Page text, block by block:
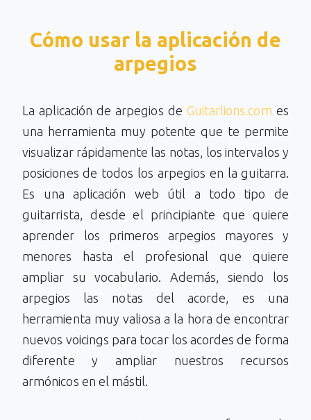
Cómo usar la aplicación de
arpegios
La aplicación de arpegios de Guitarlions.com es
una herramienta muy potente que te permite
visualizar rápidamente las notas, los intervalos y
posiciones de todos los arpegios en la guitarra.
Es una aplicación web útil a todo tipo de
guitarrista, desde el principiante que quiere
aprender los primeros arpegios mayores y
menores hasta el profesional que quiere
ampliar su vocabulario. Además, siendo los
arpegios las notas del acorde, es una
herramienta muy valiosa a la hora de encontrar
nuevos voicings para tocar los acordes de forma
diferente y ampliar nuestros recursos
armónicos en el mástil.